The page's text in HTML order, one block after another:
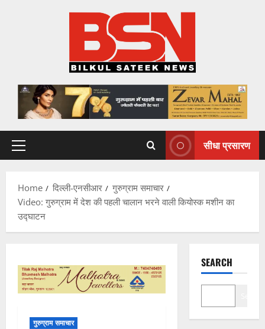
Primary
सीधा प्रसारण
Home दिल्ली-एनसीआर
गुरुग्राम समाचार
Video: गुरुग्राम में देश की पहली चालान भरने वाली कियोस्क मशीन का
उद्घाटन
गुरुग्राम समाचार
SEARCH